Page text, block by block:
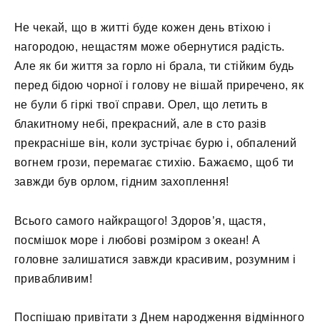
Не чекай, що в житті буде кожен день втіхою і
нагородою, нещастям може обернутися радість.
Але як би життя за горло ні брала, ти стійким будь
перед бідою чорної і голову не вішай приречено, як
не були б гіркі твої справи. Орел, що летить в
блакитному небі, прекрасний, але в сто разів
прекрасніше він, коли зустрічає бурю і, обпалений
вогнем грози, перемагає стихію. Бажаємо, щоб ти
завжди був орлом, гідним захоплення!
Всього самого найкращого! Здоров’я, щастя,
посмішок море і любові розміром з океан! А
головне залишатися завжди красивим, розумним і
привабливим!
Поспішаю привітати з Днем народження відмінного